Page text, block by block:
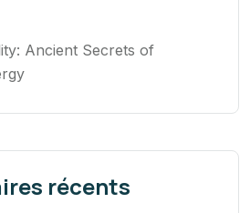
Ancient Secrets of
récents